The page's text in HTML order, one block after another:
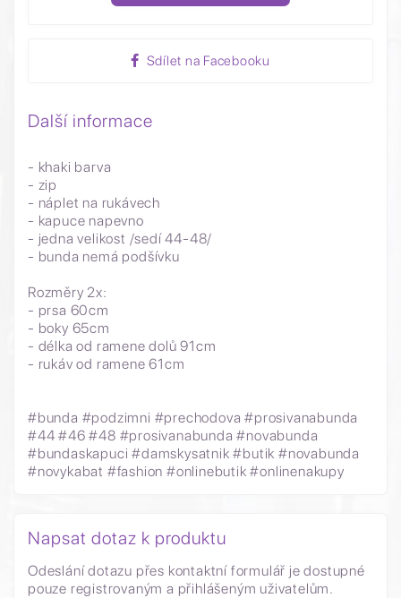
Sdílet na Facebooku
Další informace
- khaki barva
- zip
- náplet na rukávech
- kapuce napevno
- jedna velikost /sedí 44-48/
- bunda nemá podšívku
Rozměry 2x:
- prsa 60cm
- boky 65cm
- délka od ramene dolů 91cm
- rukáv od ramene 61cm
#bunda #podzimni #prechodova #prosivanabunda
#44 #46 #48 #prosivanabunda #novabunda
#bundaskapuci #damskysatnik #butik #novabunda
#novykabat #fashion #onlinebutik #onlinenakupy
Napsat dotaz k produktu
Odeslání dotazu přes kontaktní formulář je dostupné
pouze registrovaným a přihlášeným uživatelům.